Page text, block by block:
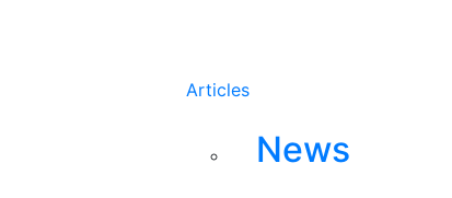
Articles
News